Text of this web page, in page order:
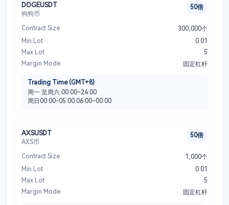
DOGEUSDT
狗狗币
50倍
Contract Size
300,000个
Min Lot
0.01
Max Lot
5
Margin Mode
固定杠杆
Trading Time (GMT+8)
周一 至周六 00:00–24:00
周日00:00-05:00 06:00–00:00
AXSUSDT
AXS币
50倍
Contract Size
1,000个
Min Lot
0.01
Max Lot
5
Margin Mode
固定杠杆